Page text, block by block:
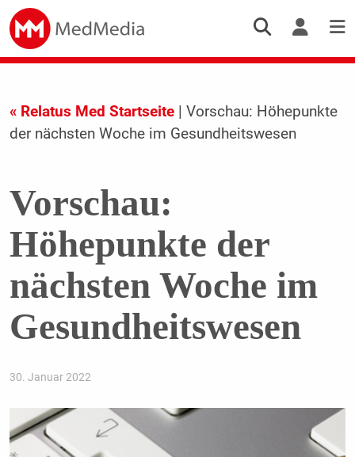
« Relatus Med Startseite| Vorschau: Höhepunkte
der nächsten Woche im Gesundheitswesen
Vorschau:
Höhepunkte der
nächsten Woche im
Gesundheitswesen
30. Januar 2022